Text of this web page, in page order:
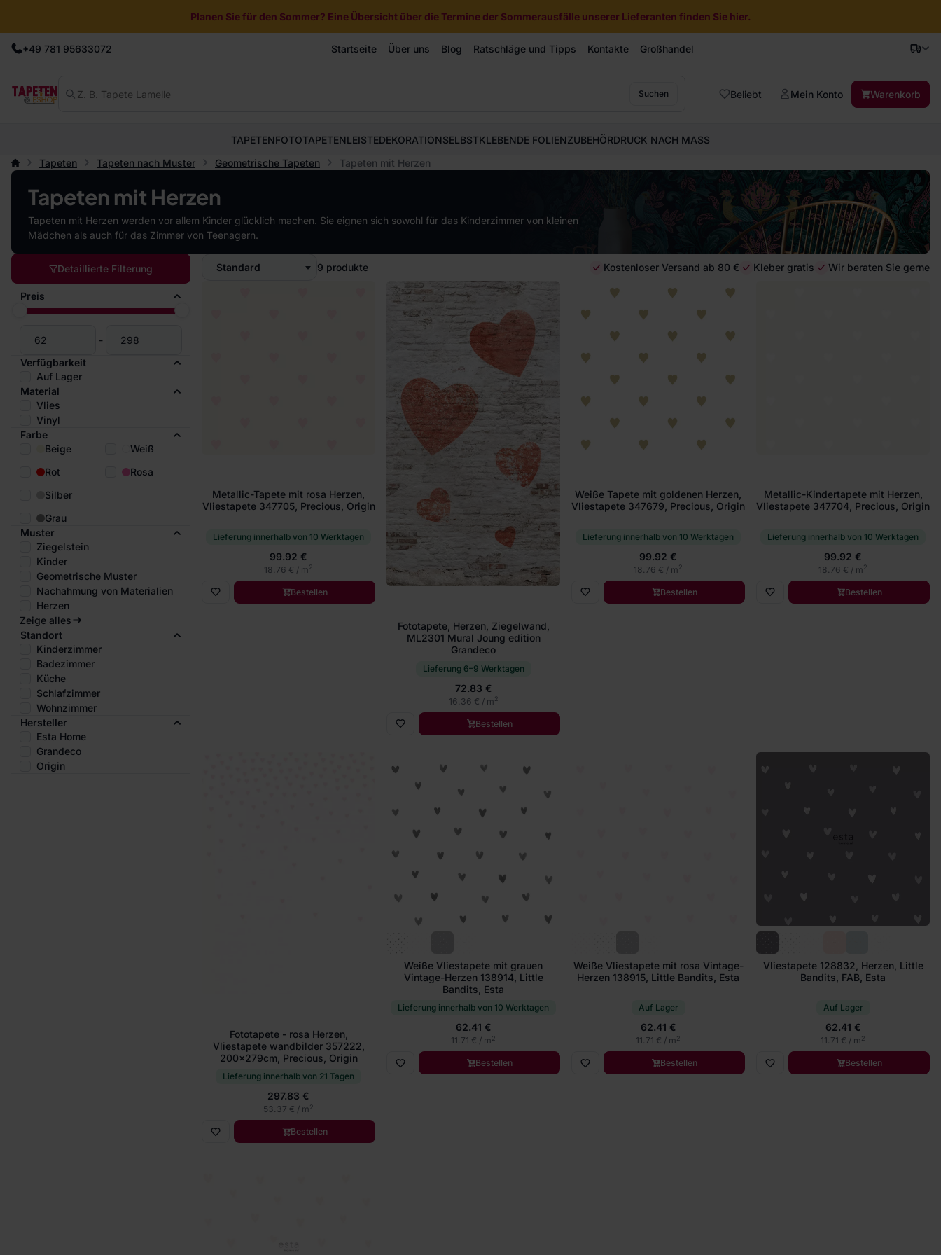
Planen Sie für den Sommer? Eine Übersicht über die Termine der Sommerausfälle unserer Lieferanten finden Sie hier.
+49 781 95633072 Startseite Über uns Blog Ratschläge und Tipps Kontakte Großhandel
Suchen Beliebt Mein Konto Warenkorb
TAPETENFOTOTAPETENLEISTEDEKORATIONSELBSTKLEBENDE FOLIENZUBEHÖRDRUCK NACH MASS
Tapeten
Tapeten nach Muster Geometrische Tapeten Tapeten mit Herzen
Tapeten mit Herzen
Tapeten mit Herzen werden vor allem Kinder glücklich machen. Sie eignen sich sowohl für das Kinderzimmer von kleinen
Mädchen als auch für das Zimmer von Teenagern.
Detaillierte Filterung
Preis
-
Verfügbarkeit
Auf Lager
Material
Vlies
Vinyl
Farbe
Beige
Weiß
Rot
Rosa
Silber
Grau
Muster
Ziegelstein
Kinder
Geometrische Muster
Nachahmung von Materialien
Herzen
Zeige alles
Standort
Kinderzimmer
Badezimmer
Küche
Schlafzimmer
Wohnzimmer
Hersteller
Esta Home
Grandeco
Origin
Standard 9 produkte Kostenloser Versand ab 80 € Kleber gratis Wir beraten Sie gerne
Metallic-Tapete mit rosa Herzen,
Vliestapete 347705, Precious, Origin
Lieferung innerhalb von 10 Werktagen
99.92 €
18.76 € / m2
Bestellen
Fototapete, Herzen, Ziegelwand,
ML2301 Mural Joung edition
Grandeco
Lieferung 6–9 Werktagen
72.83 €
16.36 € / m2
Bestellen
Weiße Tapete mit goldenen Herzen,
Vliestapete 347679, Precious, Origin
Lieferung innerhalb von 10 Werktagen
99.92 €
18.76 € / m2
Bestellen
Metallic-Kindertapete mit Herzen,
Vliestapete 347704, Precious, Origin
Lieferung innerhalb von 10 Werktagen
99.92 €
18.76 € / m2
Bestellen
Fototapete - rosa Herzen,
Vliestapete wandbilder 357222,
200x279cm, Precious, Origin
Lieferung innerhalb von 21 Tagen
297.83 €
53.37 € / m2
Bestellen
Weiße Vliestapete mit grauen
Vintage-Herzen 138914, Little
Bandits, Esta
Lieferung innerhalb von 10 Werktagen
62.41 €
11.71 € / m2
Bestellen
Weiße Vliestapete mit rosa Vintage-
Herzen 138915, Little Bandits, Esta
Auf Lager
62.41 €
11.71 € / m2
Bestellen
Vliestapete 128832, Herzen, Little
Bandits, FAB, Esta
Auf Lager
62.41 €
11.71 € / m2
Bestellen